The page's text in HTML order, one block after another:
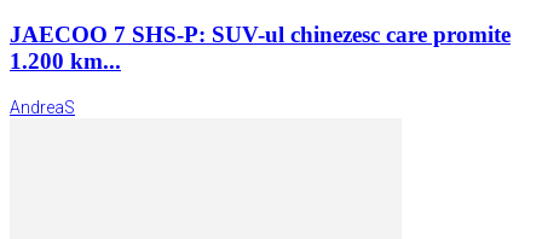
JAECOO 7 SHS-P: SUV-ul chinezesc care promite
1.200 km...
AndreaS